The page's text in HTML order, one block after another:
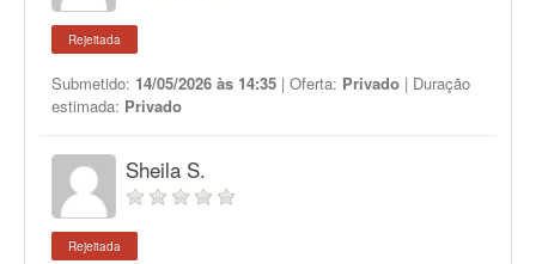
Rejeitada
Submetido: 14/05/2026 às 14:35 | Oferta: Privado | Duração
estimada: Privado
Sheila S.
Rejeitada